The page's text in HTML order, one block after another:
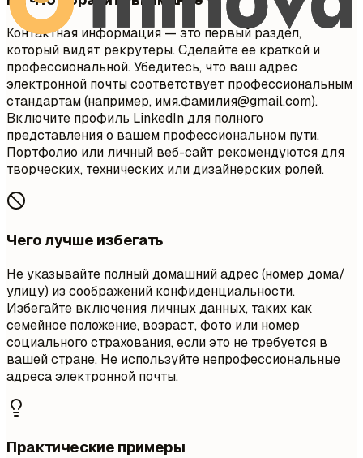
Контактная информация — это первый раздел,
который видят рекрутеры. Сделайте ее краткой и
профессиональной. Убедитесь, что ваш адрес
электронной почты соответствует профессиональным
стандартам (например, имя.фамилия@gmail.com).
Включите профиль LinkedIn для полного
представления о вашем профессиональном пути.
Портфолио или личный веб-сайт рекомендуются для
творческих, технических или дизайнерских ролей.
Чего лучше избегать
Не указывайте полный домашний адрес (номер дома/
улицу) из соображений конфиденциальности.
Избегайте включения личных данных, таких как
семейное положение, возраст, фото или номер
социального страхования, если это не требуется в
вашей стране. Не используйте непрофессиональные
адреса электронной почты.
Практические примеры